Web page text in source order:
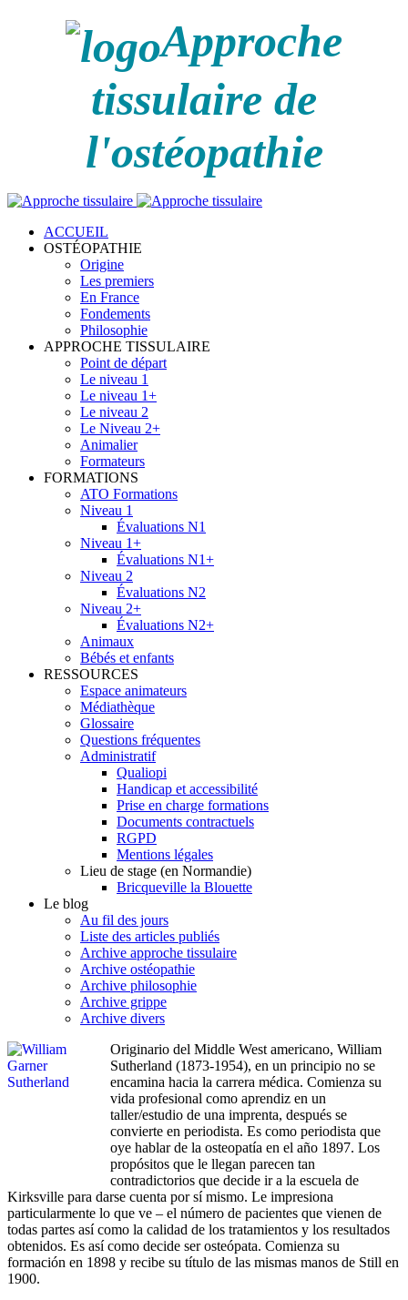
Approche
tissulaire de
l'ostéopathie
ACCUEIL
OSTÉOPATHIE
Origine
Les premiers
En France
Fondements
Philosophie
APPROCHE TISSULAIRE
Point de départ
Le niveau 1
Le niveau 1+
Le niveau 2
Le Niveau 2+
Animalier
Formateurs
FORMATIONS
ATO Formations
Niveau 1
Évaluations N1
Niveau 1+
Évaluations N1+
Niveau 2
Évaluations N2
Niveau 2+
Évaluations N2+
Animaux
Bébés et enfants
RESSOURCES
Espace animateurs
Médiathèque
Glossaire
Questions fréquentes
Administratif
Qualiopi
Handicap et accessibilité
Prise en charge formations
Documents contractuels
RGPD
Mentions légales
Lieu de stage (en Normandie)
Bricqueville la Blouette
Le blog
Au fil des jours
Liste des articles publiés
Archive approche tissulaire
Archive ostéopathie
Archive philosophie
Archive grippe
Archive divers
Originario del Middle West americano, William
Sutherland (1873-1954), en un principio no se
encamina hacia la carrera médica. Comienza su
vida profesional como aprendiz en un
taller/estudio de una imprenta, después se
convierte en periodista. Es como periodista que
oye hablar de la osteopatía en el año 1897. Los
propósitos que le llegan parecen tan
contradictorios que decide ir a la escuela de
Kirksville para darse cuenta por sí mismo. Le impresiona
particularmente lo que ve – el número de pacientes que vienen de
todas partes así como la calidad de los tratamientos y los resultados
obtenidos. Es así como decide ser osteópata. Comienza su
formación en 1898 y recibe su título de las mismas manos de Still en
1900.